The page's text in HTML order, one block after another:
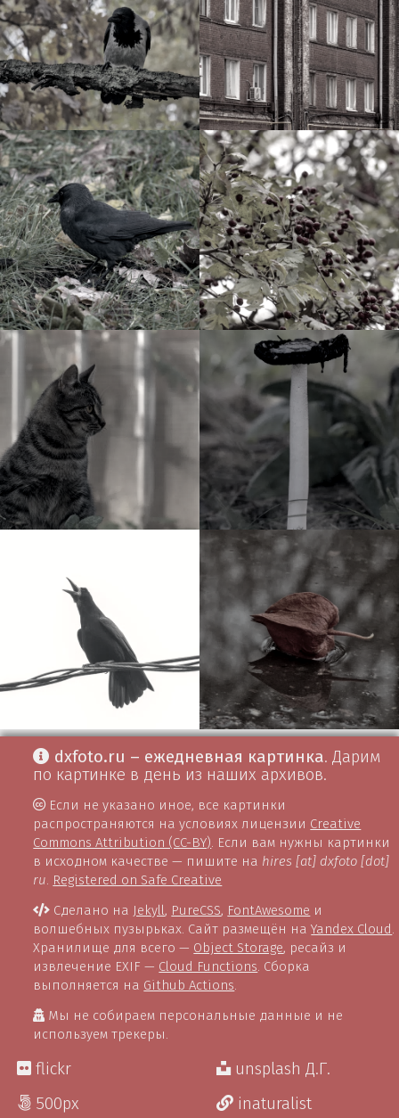
dxfoto.ru – ежедневная картинка. Дарим
по картинке в день из наших архивов.
Если не указано иное, все картинки
распространяются на условиях лицензии Creative
Commons Attribution (CC-BY). Если вам нужны картинки
в исходном качестве — пишите на hires [at] dxfoto [dot]
ru. Registered on Safe Creative
Сделано на Jekyll, PureCSS, FontAwesome и
волшебных пузырьках. Сайт размещён наYandex Cloud.
Хранилище для всего — Object Storage, ресайз и
извлечение EXIF — Cloud Functions. Сборка
выполняется на Github Actions.
Мы не собираем персональные данные и не
используем трекеры.
flickr
500px
unsplash Д.Г.
inaturalist